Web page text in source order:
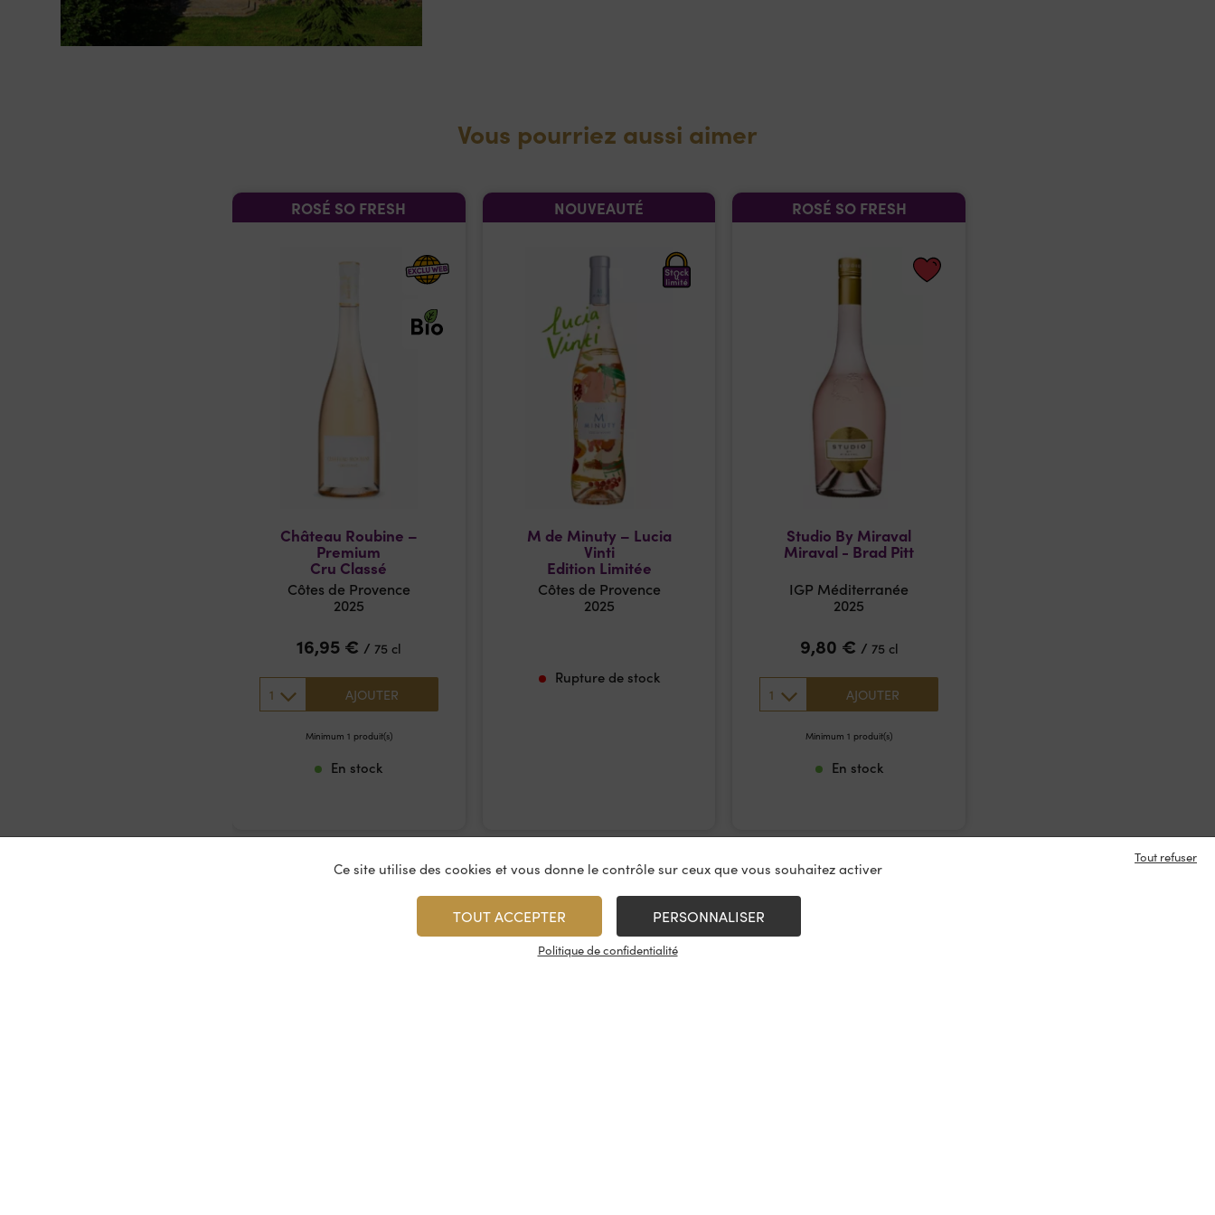
Vous pourriez aussi aimer
ROSÉ SO FRESH
Château Roubine –
Premium
Cru Classé
Côtes de Provence
2025
16,95 € / 75 cl
1 AJOUTER
Minimum 1 produit(s)
En stock
NOUVEAUTÉ
M de Minuty – Lucia
Vinti
Edition Limitée
Côtes de Provence
2025
Rupture de stock
ROSÉ SO FRESH
Studio By Miraval
Miraval - Brad Pitt
IGP Méditerranée
2025
9,80 € / 75 cl
1 AJOUTER
Minimum 1 produit(s)
En stock
Ce site utilise des cookies et vous donne le contrôle sur ceux que vous souhaitez activer
TOUT ACCEPTER
Tout refuser
PERSONNALISER
Politique de confidentialité